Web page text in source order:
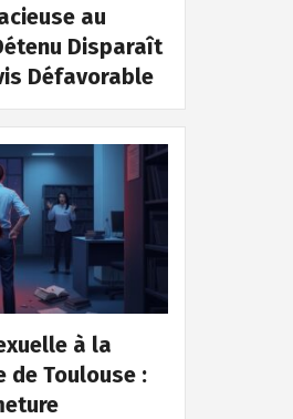
au
Disparaît
Défavorable
à la
de Toulouse :